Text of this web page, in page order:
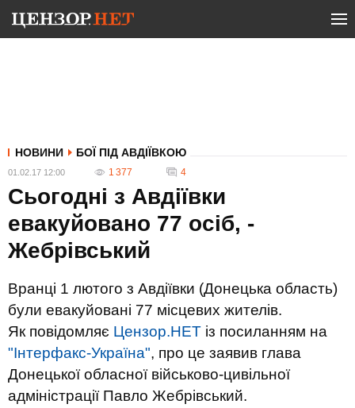
НОВИНИ БОЇ ПІД АВДІЇВКОЮ
01.02.17 12:00 1 377 4
Сьогодні з Авдіївки
евакуйовано 77 осіб, -
Жебрівський
Вранці 1 лютого з Авдіївки (Донецька область)
були евакуйовані 77 місцевих жителів.
Як повідомляє Цензор.НЕТ із посиланням на
"Інтерфакс-Україна", про це заявив глава
Донецької обласної військово-цивільної
адміністрації Павло Жебрівський.